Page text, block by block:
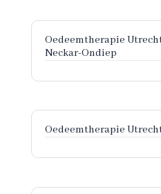
Oedeemtherapie
Neckar-Ondiep
Oedeemtherapie